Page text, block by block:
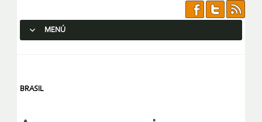
MENÚ
BRASIL